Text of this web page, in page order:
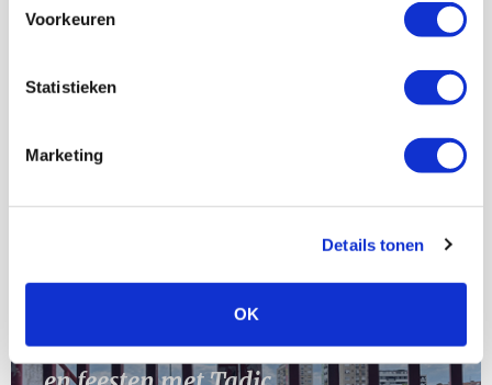
Voorkeuren
Statistieken
Marketing
Details tonen
OK
Selectiedag ballenjongens/-meiden
SEP
Servische maffiabaas in grauwe bak